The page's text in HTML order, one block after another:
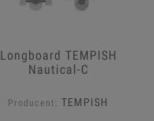
Longboard TEMPISH
Nautical-C
Producent: TEMPISH